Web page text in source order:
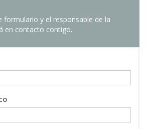
básica de la ia musical.
y postproducción de vídeo y
debate final.
formulario y el responsable de la
en contacto contigo.